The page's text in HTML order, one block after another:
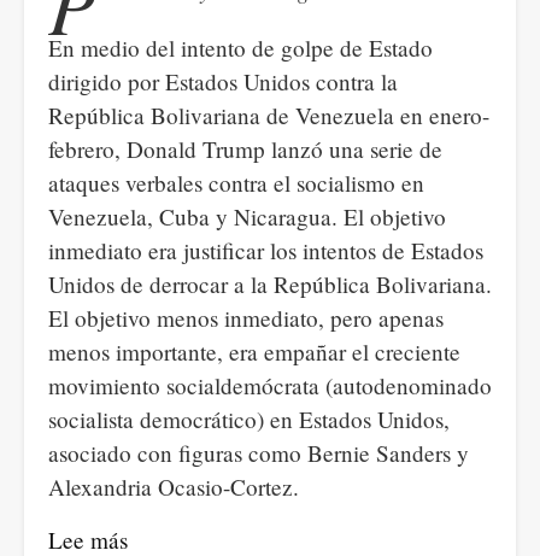
En medio del intento de golpe de Estado
dirigido por Estados Unidos contra la
República Bolivariana de Venezuela en enero-
febrero, Donald Trump lanzó una serie de
ataques verbales contra el socialismo en
Venezuela, Cuba y Nicaragua. El objetivo
inmediato era justificar los intentos de Estados
Unidos de derrocar a la República Bolivariana.
El objetivo menos inmediato, pero apenas
menos importante, era empañar el creciente
movimiento socialdemócrata (autodenominado
socialista democrático) en Estados Unidos,
asociado con figuras como Bernie Sanders y
Alexandria Ocasio-Cortez.
Lee más